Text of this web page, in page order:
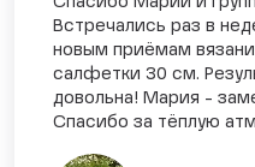
Встречались раз в
новым приёмам
салфетки 30 см.
довольна! Мария -
Спасибо за тёплую